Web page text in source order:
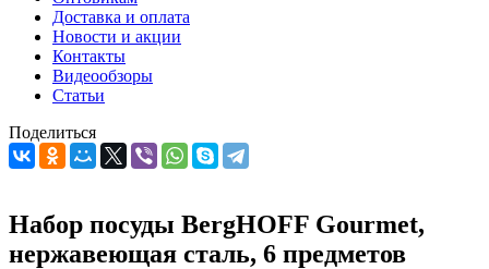
Доставка и оплата
Новости и акции
Контакты
Видеообзоры
Статьи
Поделиться
Набор посуды BergHOFF Gourmet,
нержавеющая сталь, 6 предметов